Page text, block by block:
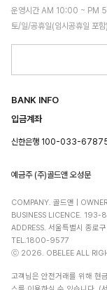
운영시간 AM 10:00 ~ PM
토/일/공휴일(임시공휴일 포
BANK INFO
입금계좌
신한은행 100-033-
예금주 (주)골드앤 오성문
COMPANY. 골드앤 |
BUSINESS LICENCE.
ADDRESS. 서울특별시 종로
TEL.1800-9577
ⓒ 2026. OBELEE ALL
고객님은 안전거래를 위해 현